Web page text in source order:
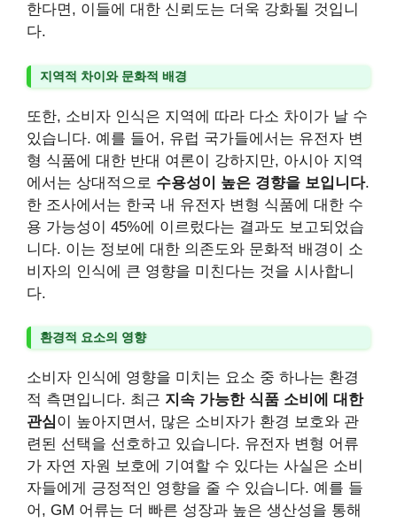
한다면, 이들에 대한 신뢰도는 더욱 강화될 것입니
다.
지역적 차이와 문화적 배경
또한, 소비자 인식은 지역에 따라 다소 차이가 날 수
있습니다. 예를 들어, 유럽 국가들에서는 유전자 변
형 식품에 대한 반대 여론이 강하지만, 아시아 지역
에서는 상대적으로 수용성이 높은 경향을 보입니다.
한 조사에서는 한국 내 유전자 변형 식품에 대한 수
용 가능성이 45%에 이르렀다는 결과도 보고되었습
니다. 이는 정보에 대한 의존도와 문화적 배경이 소
비자의 인식에 큰 영향을 미친다는 것을 시사합니
다.
환경적 요소의 영향
소비자 인식에 영향을 미치는 요소 중 하나는 환경
적 측면입니다. 최근 지속 가능한 식품 소비에 대한
관심이 높아지면서, 많은 소비자가 환경 보호와 관
련된 선택을 선호하고 있습니다. 유전자 변형 어류
가 자연 자원 보호에 기여할 수 있다는 사실은 소비
자들에게 긍정적인 영향을 줄 수 있습니다. 예를 들
어, GM 어류는 더 빠른 성장과 높은 생산성을 통해